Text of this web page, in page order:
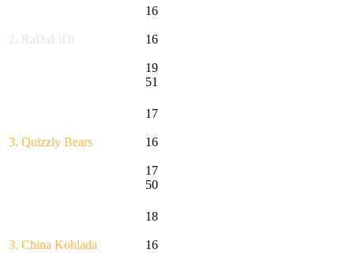
2. RaDaLiDi
16
16
19
51
3. Quizzly Bears
17
16
17
50
3. China Kohlada
18
16